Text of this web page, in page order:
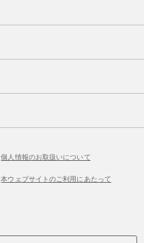
個人情報のお取扱いについて
本ウェブサイトのご利用にあたって